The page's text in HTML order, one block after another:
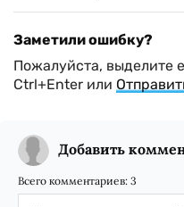
Заметили ошибку?
Пожалуйста, выделите
Ctrl+Enter или
Добавить
Всего комментариев: 3